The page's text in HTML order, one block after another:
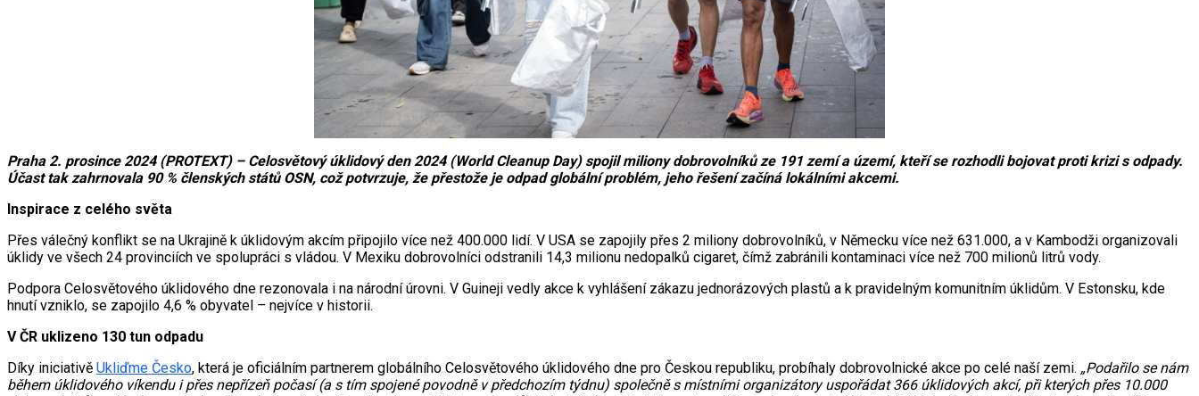
Praha 2. prosince 2024 (PROTEXT) – Celosvětový úklidový den 2024 (World Cleanup Day) spojil miliony dobrovolníků ze 191 zemí a území, kteří se rozhodli bojovat proti krizi s odpady.
Účast tak zahrnovala 90 % členských států OSN, což potvrzuje, že přestože je odpad globální problém, jeho řešení začíná lokálními akcemi.
Inspirace z celého světa
Přes válečný konflikt se na Ukrajině k úklidovým akcím připojilo více než 400.000 lidí. V USA se zapojily přes 2 miliony dobrovolníků, v Německu více než 631.000, a v Kambodži organizovali
úklidy ve všech 24 provinciích ve spolupráci s vládou. V Mexiku dobrovolníci odstranili 14,3 milionu nedopalků cigaret, čímž zabránili kontaminaci více než 700 milionů litrů vody.
Podpora Celosvětového úklidového dne rezonovala i na národní úrovni. V Guineji vedly akce k vyhlášení zákazu jednorázových plastů a k pravidelným komunitním úklidům. V Estonsku, kde
hnutí vzniklo, se zapojilo 4,6 % obyvatel – nejvíce v historii.
V ČR uklizeno 130 tun odpadu
Díky iniciativě Ukliďme Česko, která je oficiálním partnerem globálního Celosvětového úklidového dne pro Českou republiku, probíhaly dobrovolnické akce po celé naší zemi. „Podařilo se nám
během úklidového víkendu i přes nepřízeň počasí (a s tím spojené povodně v předchozím týdnu) společně s místními organizátory uspořádat 366 úklidových akcí, při kterých přes 10.000